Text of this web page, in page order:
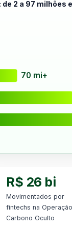
2 a 97 milhões
70 mi+
R$ 26 bi
Movimentados por
fintechs na Operação
Carbono Oculto